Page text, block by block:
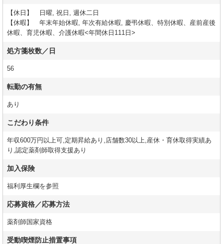
【休日】 日曜, 祝日, 週休二日
【休暇】 年末年始休暇, 年次有給休暇, 慶弔休暇、特別休暇、産前産後
休暇、育児休暇、介護休暇<年間休日111日>
処方箋枚数／日
56
転勤の有無
あり
こだわり条件
年収600万円以上可,定期昇給あり,店舗数30以上,産休・育休取得実績あ
り,認定薬剤師取得支援あり
加入保険
福利厚生欄を参照
応募資格／応募方法
薬剤師国家資格
受動喫煙防止措置事項